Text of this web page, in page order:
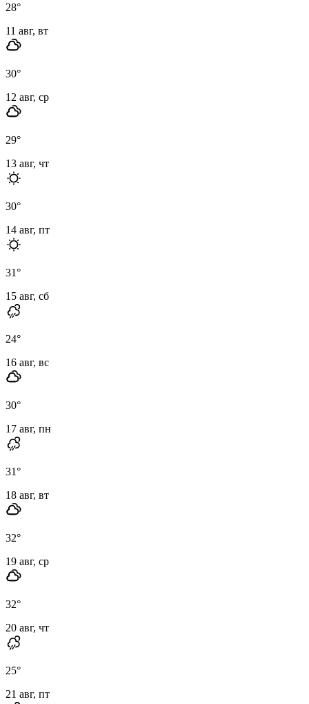
28°
11 авг, вт
30°
12 авг, ср
29°
13 авг, чт
30°
14 авг, пт
31°
15 авг, сб
24°
16 авг, вс
30°
17 авг, пн
31°
18 авг, вт
32°
19 авг, ср
32°
20 авг, чт
25°
21 авг, пт